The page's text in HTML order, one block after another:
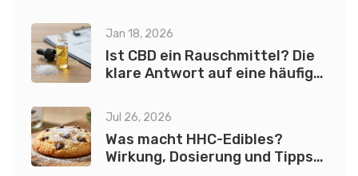
Jan 18, 2026
Ist CBD ein Rauschmittel? Die
klare Antwort auf eine häufige
Jul 26, 2026
Was macht HHC-Edibles?
Wirkung, Dosierung und Tipps